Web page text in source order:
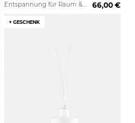
Entspannung für Raum &
66,00 €
+ GESCHENK